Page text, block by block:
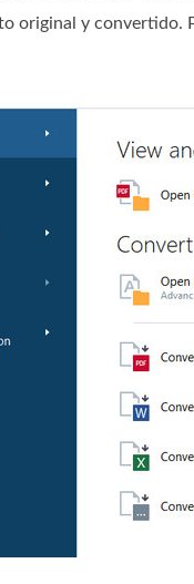
original y convertido.